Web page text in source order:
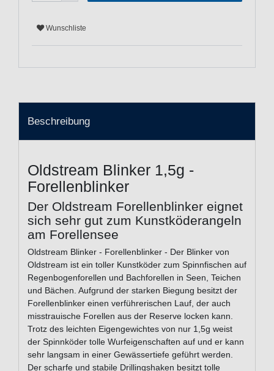
Wunschliste
Beschreibung
Oldstream Blinker 1,5g -
Forellenblinker
Der Oldstream Forellenblinker eignet
sich sehr gut zum Kunstköderangeln
am Forellensee
Oldstream Blinker - Forellenblinker - Der Blinker von
Oldstream ist ein toller Kunstköder zum Spinnfischen auf
Regenbogenforellen und Bachforellen in Seen, Teichen
und Bächen. Aufgrund der starken Biegung besitzt der
Forellenblinker einen verführerischen Lauf, der auch
misstrauische Forellen aus der Reserve locken kann.
Trotz des leichten Eigengewichtes von nur 1,5g weist
der Spinnköder tolle Wurfeigenschaften auf und er kann
sehr langsam in einer Gewässertiefe geführt werden.
Der scharfe und stabile Drillingshaken besitzt tolle